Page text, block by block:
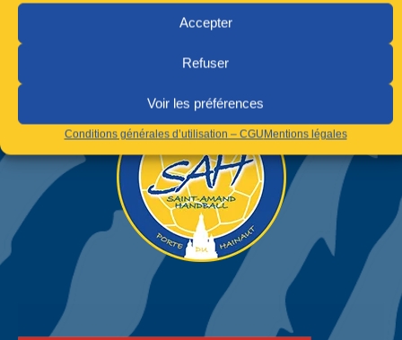
Accepter
Refuser
Voir les préférences
Conditions générales d’utilisation – CGUMentions légales